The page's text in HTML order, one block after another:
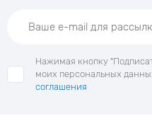
Нажимая кнопку
моих персональных
соглашения